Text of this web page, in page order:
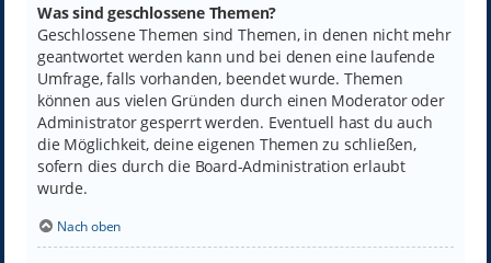
Was sind geschlossene Themen?
Geschlossene Themen sind Themen, in denen nicht mehr
geantwortet werden kann und bei denen eine laufende
Umfrage, falls vorhanden, beendet wurde. Themen
können aus vielen Gründen durch einen Moderator oder
Administrator gesperrt werden. Eventuell hast du auch
die Möglichkeit, deine eigenen Themen zu schließen,
sofern dies durch die Board-Administration erlaubt
wurde.
Nach oben